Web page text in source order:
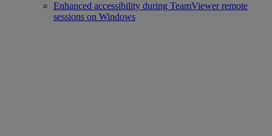
Enhanced accessibility during TeamViewer remote
sessions on Windows